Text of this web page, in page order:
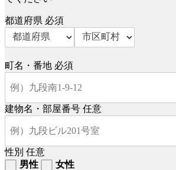
都道府県 必須
町名・番地 必須
建物名・部屋番号 任意
性別 任意
男性
女性